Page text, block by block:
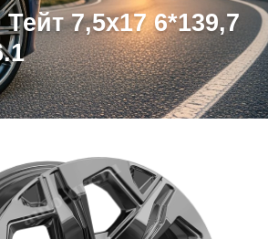
7,5x17 6*139,7